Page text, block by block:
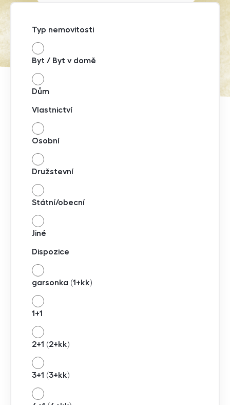
Typ nemovitosti
Byt / Byt v domě
Dům
Vlastnictví
Osobní
Družstevní
Státní/obecní
Jiné
Dispozice
garsonka (1+kk)
1+1
2+1 (2+kk)
3+1 (3+kk)